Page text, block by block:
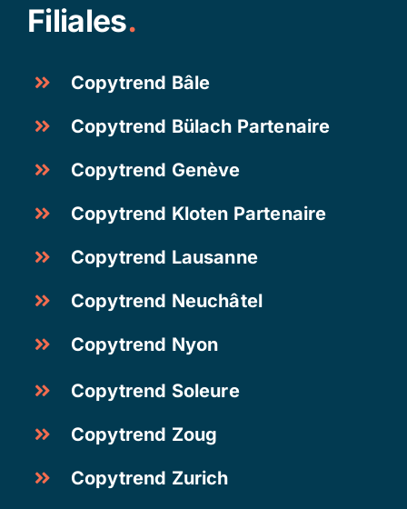
Filiales.
Copytrend Bâle
Copytrend Bülach Partenaire
Copytrend Genève
Copytrend Kloten Partenaire
Copytrend Lausanne
Copytrend Neuchâtel
Copytrend Nyon
Copytrend Soleure
Copytrend Zoug
Copytrend Zurich